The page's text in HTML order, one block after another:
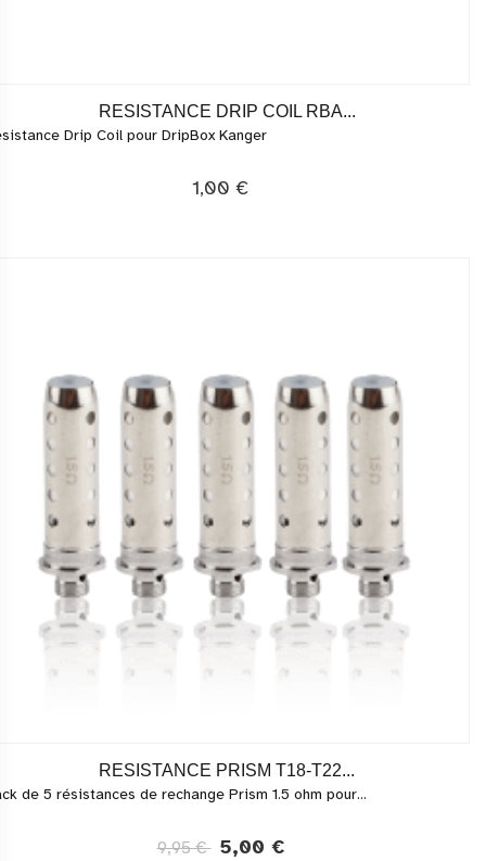
RESISTANCE DRIP COIL RBA...
Drip Coil pour DripBox Kanger
1,00 €
RESISTANCE PRISM T18-T22...
de 5 résistances de rechange Prism 1.5 ohm pour...
9,95 € 5,00 €